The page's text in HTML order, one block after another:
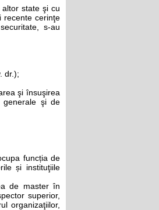
state şi cu
recente cerinţe
s-au
dr.);
şi însuşirea
generale şi de
funcția de
și instituţiile
de master în
superior,
organizaţiilor,